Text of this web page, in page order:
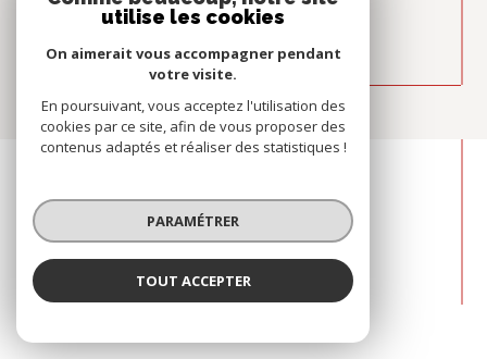
POLITIQUE RGPD
COOKIES
utilise les cookies
On aimerait vous accompagner pendant
votre visite.
En poursuivant, vous acceptez l'utilisation des
cookies par ce site, afin de vous proposer des
contenus adaptés et réaliser des statistiques !
PARAMÉTRER
TOUT ACCEPTER